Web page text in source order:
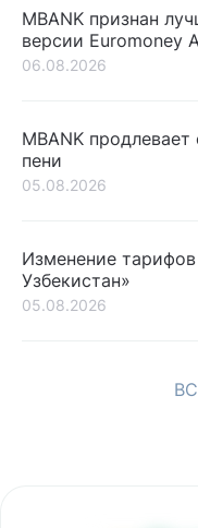
MBANK признан
версии Euromoney
06.08.2026
MBANK
пени
05.08.2026
Изменение
Узбекистан»
05.08.2026